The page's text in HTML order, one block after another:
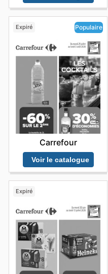
Expiré Populaire
Carrefour
Voir le catalogue
Expiré